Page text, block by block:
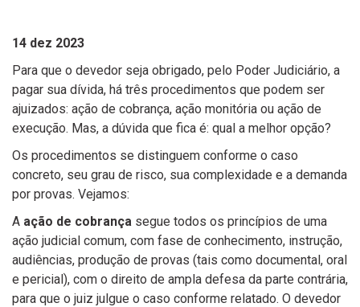
14 dez 2023
Para que o devedor seja obrigado, pelo Poder Judiciário, a
pagar sua dívida, há três procedimentos que podem ser
ajuizados: ação de cobrança, ação monitória ou ação de
execução. Mas, a dúvida que fica é: qual a melhor opção?
Os procedimentos se distinguem conforme o caso
concreto, seu grau de risco, sua complexidade e a demanda
por provas. Vejamos:
A ação de cobrança segue todos os princípios de uma
ação judicial comum, com fase de conhecimento, instrução,
audiências, produção de provas (tais como documental, oral
e pericial), com o direito de ampla defesa da parte contrária,
para que o juiz julgue o caso conforme relatado. O devedor